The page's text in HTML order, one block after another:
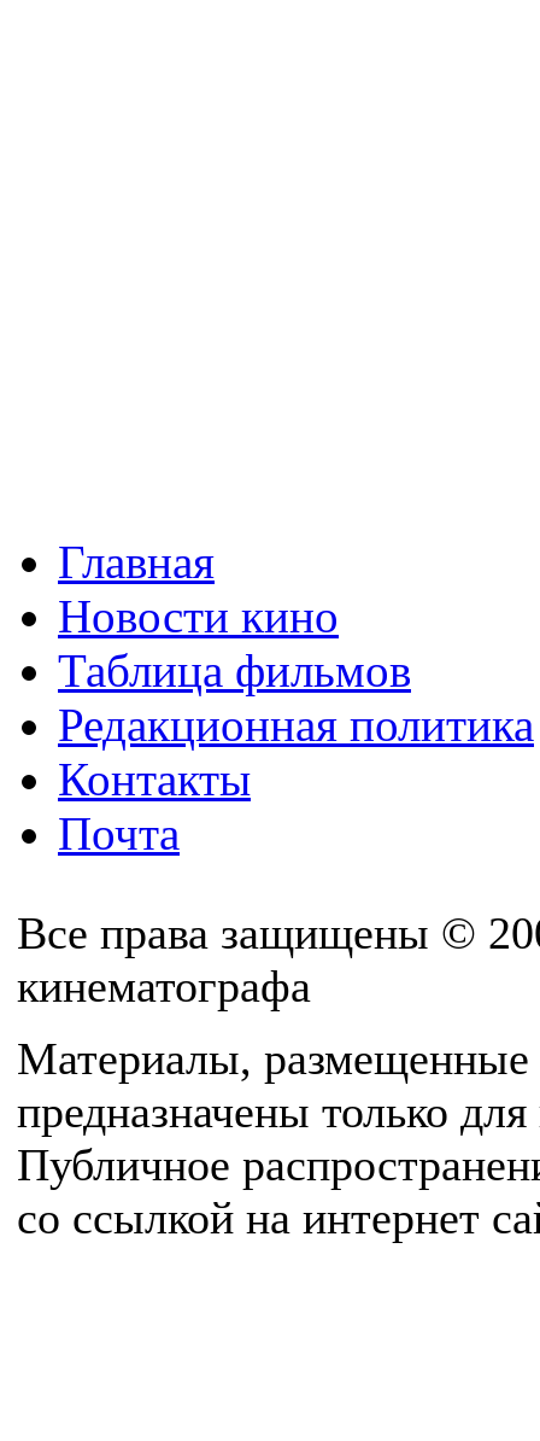
Главная
Новости кино
Таблица фильмов
Редакционная политика
Контакты
Почта
Все права защищены ©
кинематографа
Материалы, размещенные
предназначены только
Публичное
со ссылкой на интернет